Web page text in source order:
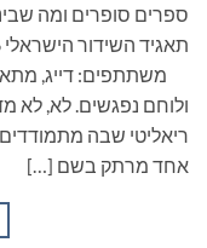
ספרים סופרים ומה
משתתפים: דייג,
ולוחם נפגשים. לא, לא
ריאליטי שבה
אחד מרתק בשם […]